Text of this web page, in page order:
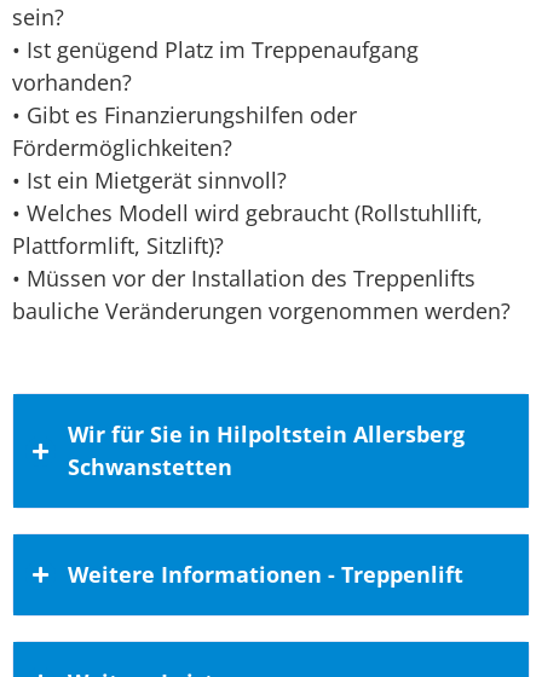
sein?
• Ist genügend Platz im Treppenaufgang
vorhanden?
• Gibt es Finanzierungshilfen oder
Fördermöglichkeiten?
• Ist ein Mietgerät sinnvoll?
• Welches Modell wird gebraucht (Rollstuhllift,
Plattformlift, Sitzlift)?
• Müssen vor der Installation des Treppenlifts
bauliche Veränderungen vorgenommen werden?
Wir für Sie in Hilpoltstein Allersberg
Schwanstetten
Bestellungen erhalten wir auch aus
Schwanstetten, Hilpoltstein und
Weitere Informationen - Treppenlift